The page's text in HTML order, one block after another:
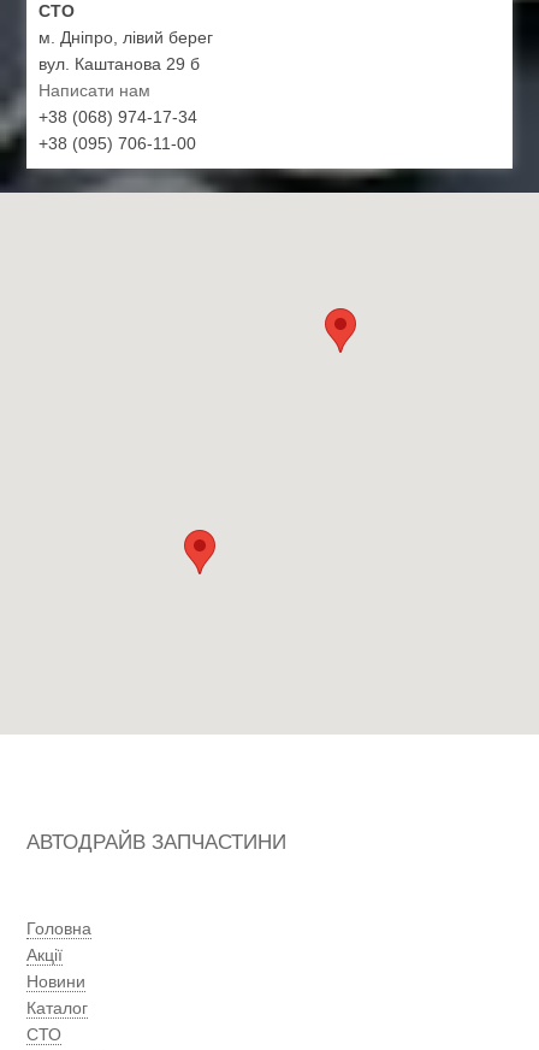
СТО
м. Дніпро, лівий берег
вул. Каштанова 29 б
Написати нам
+38 (068) 974-17-34
+38 (095) 706-11-00
АВТОДРАЙВ ЗАПЧАСТИНИ
Головна
Акції
Новини
Каталог
СТО